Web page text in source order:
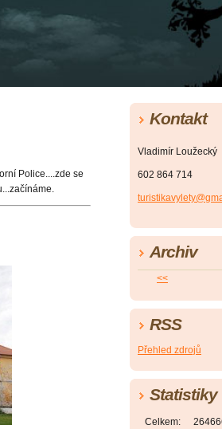
Police....zde se
Kontakt
Vladimír Loužecký
602 864 714
Archiv
<<
RSS
Přehled zdrojů
Statistiky
Celkem: